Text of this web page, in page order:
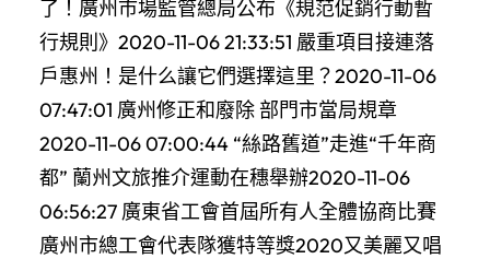
了！廣州市場監管總局公布《規范促銷行動暫
行規則》2020-11-06 21:33:51 嚴重項目接連落
戶惠州！是什么讓它們選擇這里？2020-11-06
07:47:01 廣州修正和廢除 部門市當局規章
2020-11-06 07:00:44 “絲路舊道”走進“千年商
都” 蘭州文旅推介運動在穗舉辦2020-11-06
06:56:27 廣東省工會首屆所有人全體協商比賽
廣州市總工會代表隊獲特等獎2020又美麗又唱